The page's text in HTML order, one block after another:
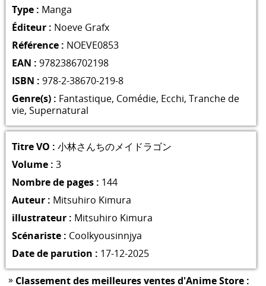
Type : Manga
Éditeur : Noeve Grafx
Référence : NOEVE0853
EAN : 9782386702198
ISBN : 978-2-38670-219-8
Genre(s) : Fantastique, Comédie, Ecchi, Tranche de
vie, Supernatural
Titre VO : 小林さんちのメイドラゴン
Volume : 3
Nombre de pages : 144
Auteur : Mitsuhiro Kimura
illustrateur : Mitsuhiro Kimura
Scénariste : Coolkyousinnjya
Date de parution : 17-12-2025
» Classement des meilleures ventes d'Anime Store :